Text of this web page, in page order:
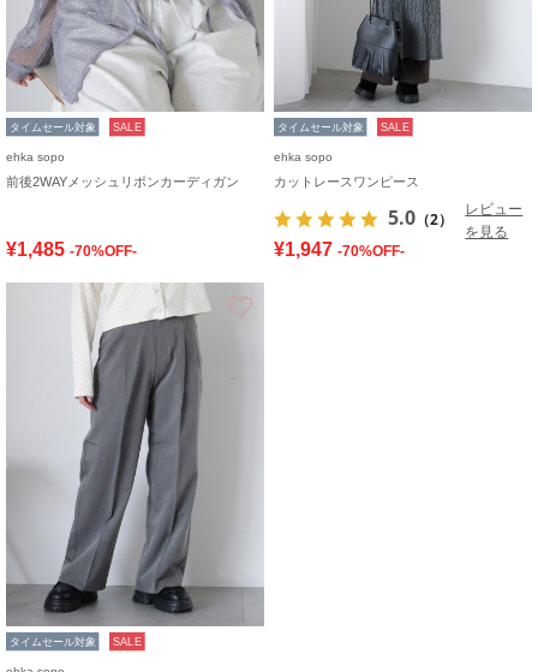
タイムセール対象 SALE
ehka sopo
前後2WAYメッシュリボンカーディガン
¥1,485 -70%OFF-
タイムセール対象 SALE
ehka sopo
カットレースワンピース
5.0 （2）
レビュー
を見る
¥1,947 -70%OFF-
タイムセール対象 SALE